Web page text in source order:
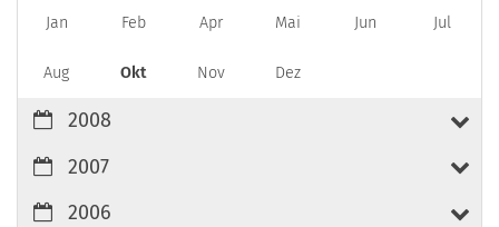
Jan Feb Apr Mai Jun Jul
Aug Okt Nov Dez
2008
2007
2006